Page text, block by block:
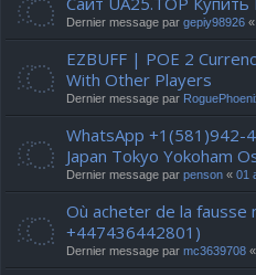
Dernier message par gepiy98926 «
EZBUFF | POE 2
With Other Players
Dernier message par
WhatsApp +1(581)942-
Japan Tokyo Yokoham
Dernier message par penson « 01
Où acheter de la fausse
+447436442801)
Dernier message par mc3639708 «